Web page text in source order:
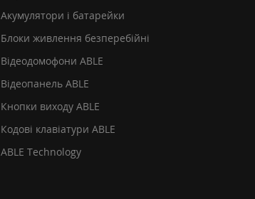
Акумулятори і батарейки
Блоки живлення безперебійні
Відеодомофони ABLE
Відеопанель ABLE
Кнопки виходу ABLE
Кодові клавіатури ABLE
ABLE Technology